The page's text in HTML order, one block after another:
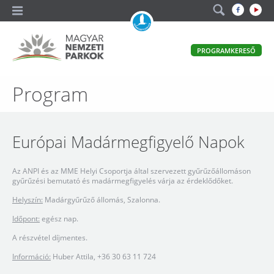
Magyar
Parkok
PROGRAMKERESŐ
Program
Európai Madármegfigyelő Napok
Az ANPI és az MME Helyi Csoportja által szervezett gyűrűzőállomáson
gyűrűzési bemutató és madármegfigyelés várja az érdeklődőket.
Helyszín: Madárgyűrűző állomás, Szalonna.
Időpont: egész nap.
A részvétel díjmentes.
Információ: Huber Attila, +36 30 63 11 724